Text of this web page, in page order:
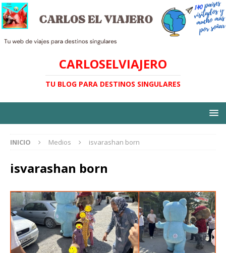
CARLOSELVIAJERO
TU BLOG PARA DESTINOS SINGULARES
INICIO Medios isvarashan born
isvarashan born